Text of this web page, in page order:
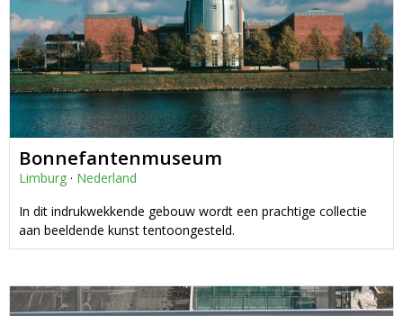
Bonnefantenmuseum
Limburg · Nederland
In dit indrukwekkende gebouw wordt een prachtige collectie
aan beeldende kunst tentoongesteld.